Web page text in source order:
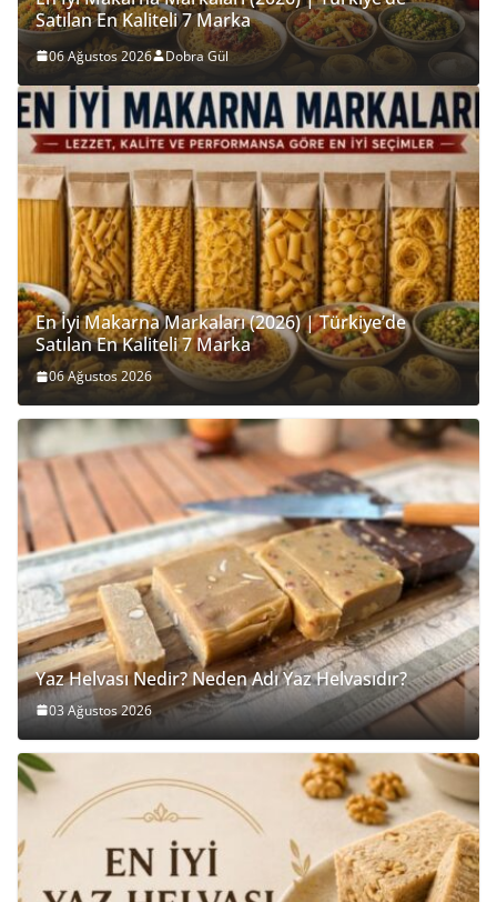
Yaz Helvası Nedir? Neden Adı Yaz Helvasıdır?
03 Ağustos 2026 Salih Seckin Sevinc
En İyi Makarna Markaları (2026) | Türkiye’de
Satılan En Kaliteli 7 Marka
06 Ağustos 2026
Yaz Helvası Nedir? Neden Adı Yaz Helvasıdır?
03 Ağustos 2026